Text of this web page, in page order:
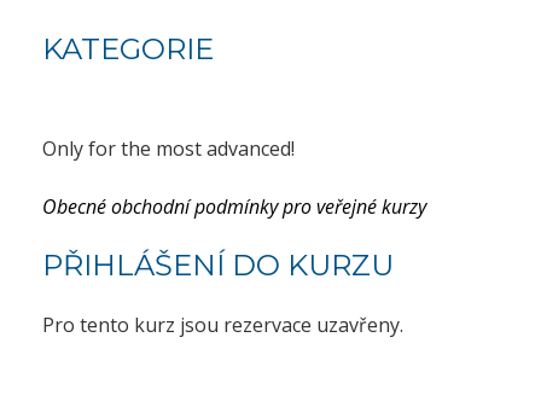
KATEGORIE
Only for the most advanced!
Obecné obchodní podmínky pro veřejné kurzy
PŘIHLÁŠENÍ DO KURZU
Pro tento kurz jsou rezervace uzavřeny.